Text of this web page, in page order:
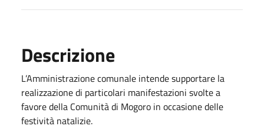
Descrizione
L’Amministrazione comunale intende supportare la
realizzazione di particolari manifestazioni svolte a
favore della Comunità di Mogoro in occasione delle
festività natalizie.